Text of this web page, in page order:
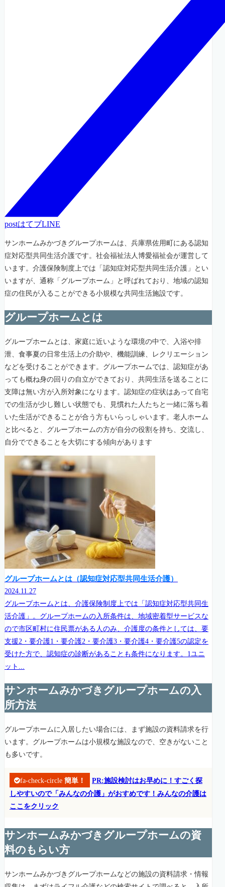
postはてブLINE
サンホームみかづきグループホームは、兵庫県佐用町にある認知
症対応型共同生活介護です。社会福祉法人博愛福祉会が運営して
います。介護保険制度上では「認知症対応型共同生活介護」とい
いますが、通称「グループホーム」と呼ばれており、地域の認知
症の住民が入ることができる小規模な共同生活施設です。
グループホームとは
グループホームとは、家庭に近いような環境の中で、入浴や排
泄、食事夏の日常生活上の介助や、機能訓練、レクリエーション
などを受けることができます。グループホームでは、認知症があ
っても概ね身の回りの自立ができており、共同生活を送ることに
支障は無い方が入所対象になります。認知症の症状はあって自宅
での生活が少し難しい状態でも、見慣れた人たちと一緒に落ち着
いた生活ができることが合う方もいらっしゃいます。老人ホーム
と比べると、グループホームの方が自分の役割を持ち、交流し、
自分でできることを大切にする傾向があります
グループホームとは（認知症対応型共同生活介護）
2024.11.27
グループホームとは、介護保険制度上では「認知症対応型共同生
活介護」。グループホームの入所条件は、地域密着型サービスな
ので市区町村に住民票がある人のみ、介護度の条件としては、要
支援2・要介護1・要介護2・要介護3・要介護4・要介護5の認定を
受けた方で、認知症の診断があることも条件になります。1ユニ
ット...
サンホームみかづきグループホームの入
所方法
グループホームに入居したい場合には、まず施設の資料請求を行
います。グループホームは小規模な施設なので、空きがないこと
も多いです。
fa-check-circle 簡単！
PR:施設検討はお早めに！すごく探
しやすいので「みんなの介護」がおすめです！みんなの介護は
ここをクリック
サンホームみかづきグループホームの資
料のもらい方
サンホームみかづきグループホームなどの施設の資料請求・情報